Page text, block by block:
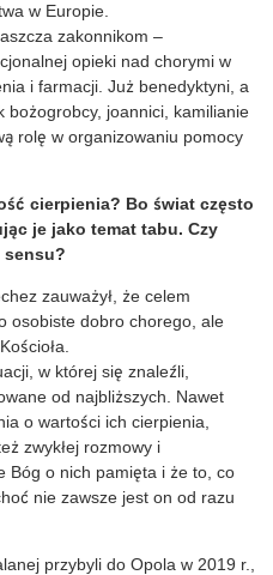
w Europie.
zakonnikom –
opieki nad chorymi w
i farmacji. Już benedyktyni, a
bożogrobcy, joannici, kamilianie
rolę w organizowaniu pomocy
cierpienia? Bo świat często
je jako temat tabu. Czy
sensu?
zauważył, że celem
osobiste dobro chorego, ale
w której się znaleźli,
od najbliższych. Nawet
o wartości ich cierpienia,
zwykłej rozmowy i
Bóg o nich pamięta i że to, co
nie zawsze jest on od razu
przybyli do Opola w 2019 r.,